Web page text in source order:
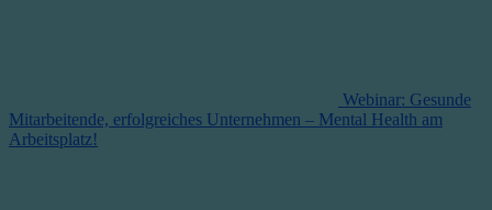
Webinar: Gesunde
Mitarbeitende, erfolgreiches Unternehmen – Mental Health am
Arbeitsplatz!